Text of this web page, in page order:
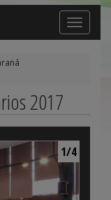
Toggle
navigation
2017
1/4